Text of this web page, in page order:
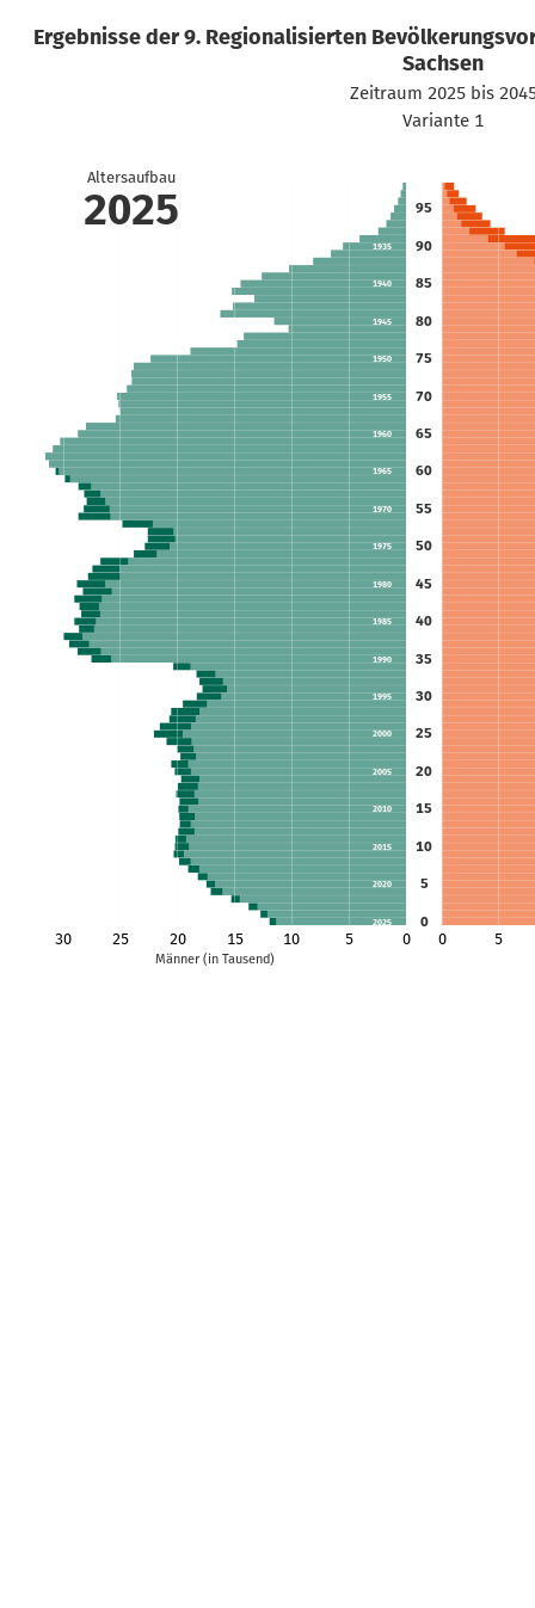
Ergebnisse der 9. Regionalisierten
Sachsen
Zeitraum 2025 bis
Variante 1
1935
1940
1945
1950
1955
1960
1965
1970
1975
1980
1985
1990
1995
2000
2005
2010
2015
2020
2025
0
5
10
15
20
25
30
Männer (in Tausend)
0 5
2025
Altersaufbau
0
5
10
15
20
25
30
35
40
45
50
55
60
65
70
75
80
85
90
95